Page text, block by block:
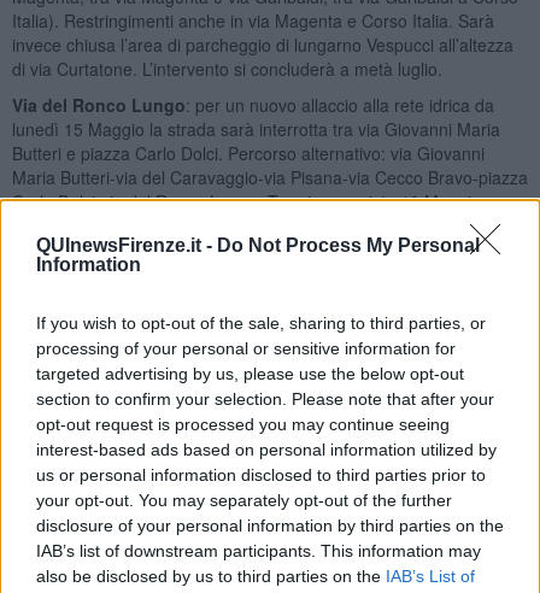
QUInewsFirenze.it - Do Not Process My Personal
Information
If you wish to opt-out of the sale, sharing to third parties, or
processing of your personal or sensitive information for
targeted advertising by us, please use the below opt-out
section to confirm your selection. Please note that after your
opt-out request is processed you may continue seeing
interest-based ads based on personal information utilized by
us or personal information disclosed to third parties prior to
your opt-out. You may separately opt-out of the further
disclosure of your personal information by third parties on the
IAB’s list of downstream participants. This information may
also be disclosed by us to third parties on the IAB’s List of
Italia). Restringimenti anche in via Magenta e Corso Italia. Sarà
invece chiusa l’area di parcheggio di lungarno Vespucci all’altezza
di via Curtatone. L’intervento si concluderà a metà luglio.
Via del Ronco Lungo: per un nuovo allaccio alla rete idrica da
lunedì 15 Maggio la strada sarà interrotta tra via Giovanni Maria
Butteri e piazza Carlo Dolci. Percorso alternativo: via Giovanni
Maria Butteri-via del Caravaggio-via Pisana-via Cecco Bravo-piazza
Carlo Dolci-via del Ronco Lungo. Termine previsto 19 Maggio.
Via della Concezione: anche in questo caso si tratta di un nuovo
allaccio all’acquedotto. Lunedì 15 Maggio sarà istituito un divieto di
via Bolognese-via di Careggi-via dei Massoni-via della
Concenzione.
Via dei Magazzini: per un trasloco notturno lunedì 15 Maggio in
orario 2-7 la strada sarà chiusa. Divieto di transito anche in piazza
Signoria tra via dei Magazzini e via dei Gondi. I provvedimenti
saranno replicati il 17 e il 18 Maggio stesso orario.
Via del Parione : ancora un trasloco con l’istituzione di un divieto di
transito tra via della Vigna Nuova e via del Parioncino. Previsti
anche sensi unici sulla direttrice piazza dei Rucellai-via del
Purgatorio verso via del Parioncino. I provvedimenti saranno in